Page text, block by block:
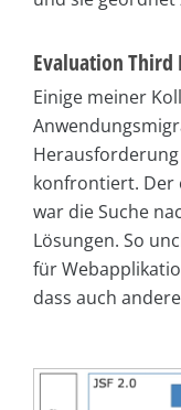
Evaluation Third
Einige meiner
konfrontiert. Der
war die Suche
Lösungen. So
für
dass auch